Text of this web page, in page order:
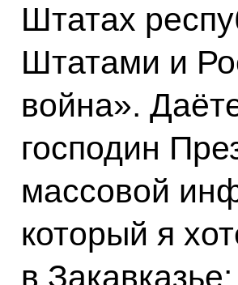
Штатах
Штатами и
война».
господин
массовой
который я
в